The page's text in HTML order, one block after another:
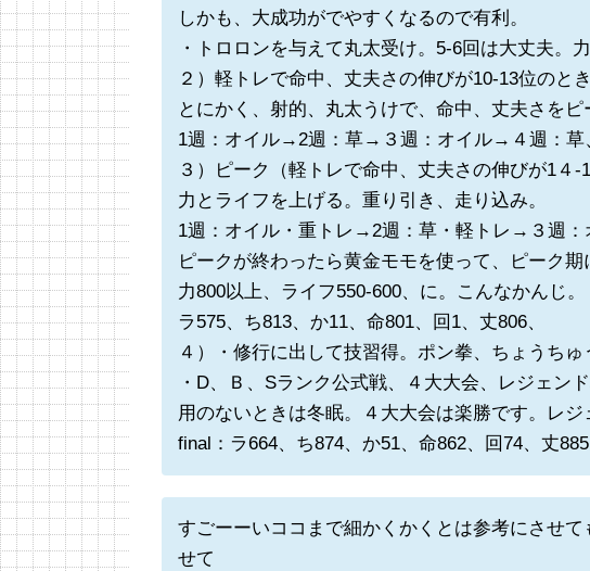
しかも、大成功がでやすくなるので有利。
・トロロンを与えて丸太受け。5-6回は大丈夫。
２）軽トレで命中、丈夫さの伸びが10-13位のと
とにかく、射的、丸太うけで、命中、丈夫さをピ
1週：オイル→2週：草→３週：オイル→４週：草
３）ピーク（軽トレで命中、丈夫さの伸びが1４-
力とライフを上げる。重り引き、走り込み。
1週：オイル・重トレ→2週：草・軽トレ→３週：
ピークが終わったら黄金モモを使って、ピーク期
力800以上、ライフ550-600、に。こんなかんじ。
ラ575、ち813、か11、命801、回1、丈806、
４）・修行に出して技習得。ポン拳、ちょうちゅ
・D、Ｂ、Sランク公式戦、４大大会、レジェンド
用のないときは冬眠。４大大会は楽勝です。レジ
final：ラ664、ち874、か51、命862、回74、丈885
すごーーいココまで細かくかくとは参考にさせ
せて